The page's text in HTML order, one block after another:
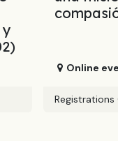
Online
Registrations